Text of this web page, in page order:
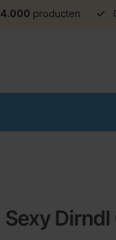
4.000 producten
Sexy